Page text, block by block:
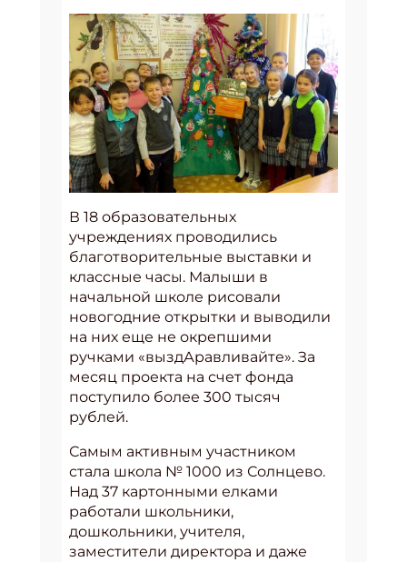
В 18 образовательных
учреждениях проводились
благотворительные выставки и
классные часы. Малыши в
начальной школе рисовали
новогодние открытки и выводили
на них еще не окрепшими
ручками «выздАравливайте». За
месяц проекта на счет фонда
поступило более 300 тысяч
рублей.
Самым активным участником
стала школа № 1000 из Солнцево.
Над 37 картонными елками
работали школьники,
дошкольники, учителя,
заместители директора и даже